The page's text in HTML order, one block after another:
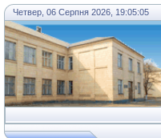
Четвер, 06 Серпня 2026, 19:05:05